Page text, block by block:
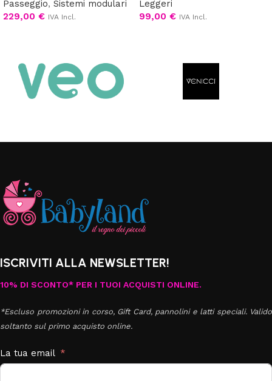
Passeggio, Sistemi modulari
229,00 € IVA Incl.
Leggeri
99,00 € IVA Incl.
ISCRIVITI ALLA NEWSLETTER!
10% DI SCONTO* PER I TUOI ACQUISTI ONLINE.
*Escluso promozioni in corso, Gift Card, pannolini e latti speciali. Valido
soltanto sul primo acquisto online.
La tua email